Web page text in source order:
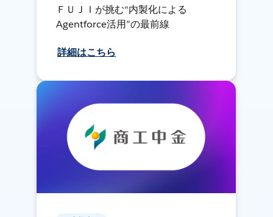
ＦＵＪＩが挑む“内製化による
Agentforce活用”の最前線
詳細はこちら